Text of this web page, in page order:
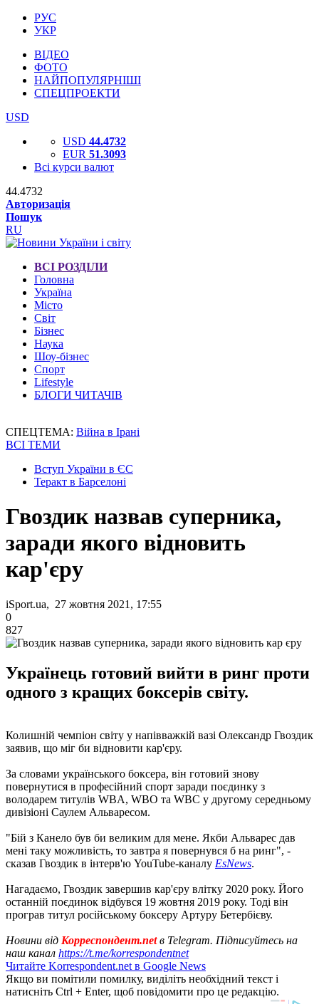
РУС
УКР
ВІДЕО
ФОТО
НАЙПОПУЛЯРНІШІ
СПЕЦПРОЕКТИ
USD
USD 44.4732
EUR 51.3093
Всі курси валют
44.4732
Авторизація
Пошук
RU
ВСІ РОЗДІЛИ
Головна
Україна
Місто
Світ
Бізнес
Наука
Шоу-бізнес
Спорт
Lifestyle
БЛОГИ ЧИТАЧІВ
СПЕЦТЕМА: Війна в Ірані
ВСІ ТЕМИ
Вступ України в ЄС
Теракт в Барселоні
Гвоздик назвав суперника,
заради якого відновить
кар'єру
iSport.ua, 27 жовтня 2021, 17:55
0
827
Українець готовий вийти в ринг проти
одного з кращих боксерів світу.
Колишній чемпіон світу у напівважкій вазі Олександр Гвоздик
заявив, що міг би відновити кар'єру.
За словами українського боксера, він готовий знову
повернутися в професійний спорт заради поєдинку з
володарем титулів WBA, WBO та WBC у другому середньому
дивізіоні Саулем Альваресом.
"Бій з Канело був би великим для мене. Якби Альварес дав
мені таку можливість, то завтра я повернувся б на ринг", -
сказав Гвоздик в інтерв'ю YouTube-каналу EsNews.
Нагадаємо, Гвоздик завершив кар'єру влітку 2020 року. Його
останній поєдинок відбувся 19 жовтня 2019 року. Тоді він
програв титул російському боксеру Артуру Бетербієву.
Новини від Корреспондент.netв Telegram. Підписуйтесь на
наш канал https://t.me/korrespondentnet
Читайте Korrespondent.net в Google News
Якщо ви помітили помилку, виділіть необхідний текст і
натисніть Ctrl + Enter, щоб повідомити про це редакцію.